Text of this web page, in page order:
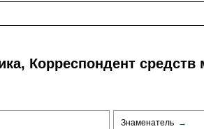
Корреспондент
Знаменатель →